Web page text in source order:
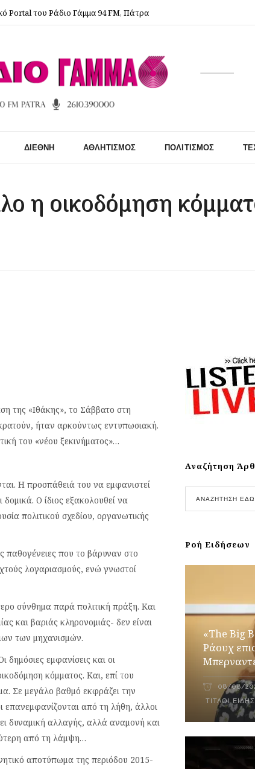
Portal του Ράδιο Γάμμα 94 FM, Πάτρα
ΔΙΕΘΝΉ ΑΘΛΗΤΙΣΜΌΣ ΠΟΛΙΤΙΣΜΌΣ
η οικοδόμηση
της «Ιθάκης», το Σάββατο στη
ήταν αρκούντως εντυπωσιακή.
του «νέου ξεκινήματος»…
Η προσπάθειά του να εμφανιστεί
Ο ίδιος εξακολουθεί να
πολιτικού σχεδίου, οργανωτικής
παθογένειες που το βάρυναν στο
λογαριασμούς, ενώ γνωστοί
σύνθημα παρά πολιτική πράξη. Και
και βαριάς κληρονομιάς- δεν είναι
των μηχανισμών.
δημόσιες εμφανίσεις και οι
κόμματος. Και, επί του
Σε μεγάλο βαθμό εκφράζει την
επανεμφανίζονται από τη λήθη, άλλοι
δυναμική αλλαγής, αλλά αναμονή και
από τη λάμψη…
αποτύπωμα της περιόδου 2015-
Αναζήτηση
Ροή Ειδήσεων
«The Big
Ράουχ
08/08/
ΤΊΤΛΟΙ